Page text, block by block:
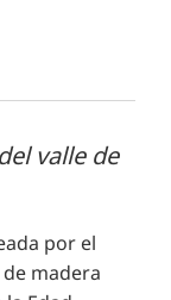
valle de
por el
madera